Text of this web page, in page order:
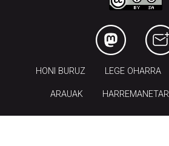
HONI BURUZ LEGE OHARRA
ARAUAK